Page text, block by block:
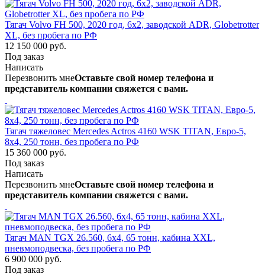
Тягач Volvo FH 500, 2020 год, 6х2, заводской ADR, Globetrotter
XL, без пробега по РФ
12 150 000 руб.
Под заказ
Написать
Перезвонить мнеОставьте свой номер телефона и
представитель компании свяжется с вами.
Тягач тяжеловес Mercedes Actros 4160 WSK TITAN, Евро-5,
8x4, 250 тонн, без пробега по РФ
15 360 000 руб.
Под заказ
Написать
Перезвонить мнеОставьте свой номер телефона и
представитель компании свяжется с вами.
Тягач MAN TGX 26.560, 6х4, 65 тонн, кабина XXL,
пневмоподвеска, без пробега по РФ
6 900 000 руб.
Под заказ